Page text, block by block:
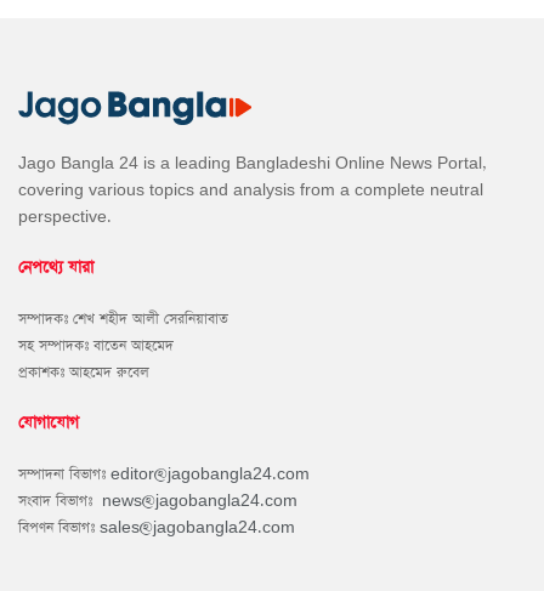
Jago Bangla 24 is a leading Bangladeshi Online News Portal,
covering various topics and analysis from a complete neutral
perspective.
নেপথ্যে যারা
সম্পাদকঃ শেখ শহীদ আলী সেরনিয়াবাত
সহ সম্পাদকঃ বাতেন আহমেদ
প্রকাশকঃ আহমেদ রুবেল
যোগাযোগ
সম্পাদনা বিভাগঃ editor@jagobangla24.com
সংবাদ বিভাগঃ news@jagobangla24.com
বিপণন বিভাগঃ sales@jagobangla24.com